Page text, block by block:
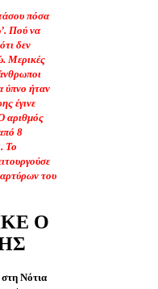
πόσα
Πού να
δεν
Μερικές
ύπνο ήταν
έγινε
αριθμός
8
Το
του
Ο
Νότια